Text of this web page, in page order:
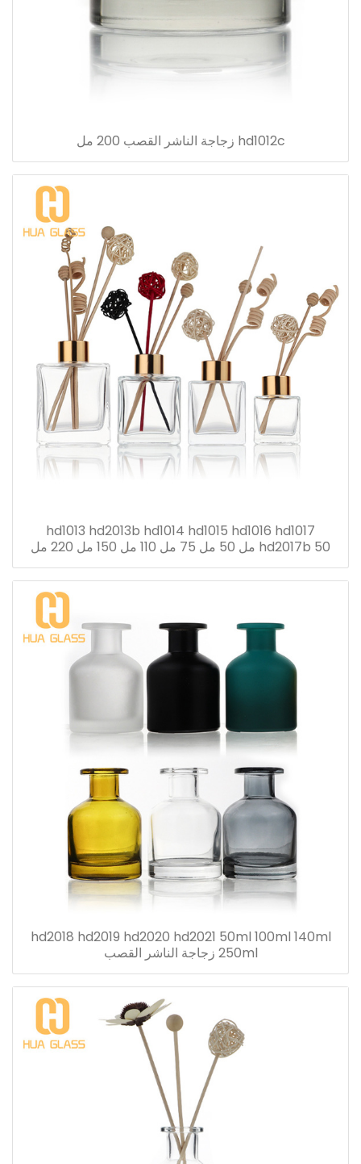
hd1012c زجاجة الناشر القصب 200 مل
hd1013 hd2013b hd1014 hd1015 hd1016 hd1017
hd2017b 50 مل 50 مل 75 مل 110 مل 150 مل 220 مل
280 مل ريد الناشر زجاجة
hd2018 hd2019 hd2020 hd2021 50ml 100ml 140ml
250ml زجاجة الناشر القصب